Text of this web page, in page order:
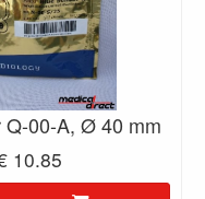
Q-00-A, Ø 40 mm
10.85